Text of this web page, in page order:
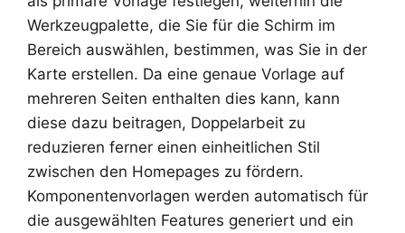
Werkzeugpalette, die Sie für die Schirm im
Bereich auswählen, bestimmen, was Sie in der
Karte erstellen. Da eine genaue Vorlage auf
mehreren Seiten enthalten dies kann, kann
diese dazu beitragen, Doppelarbeit zu
reduzieren ferner einen einheitlichen Stil
zwischen den Homepages zu fördern.
Komponentenvorlagen werden automatisch für
die ausgewählten Features generiert und ein